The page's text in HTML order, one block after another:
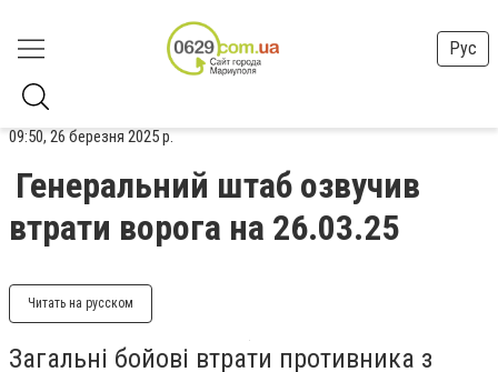
Рус
09:50, 26 березня 2025 р.
Генеральний штаб озвучив
втрати ворога на 26.03.25
Читать на русском
Загальні бойові втрати противника з